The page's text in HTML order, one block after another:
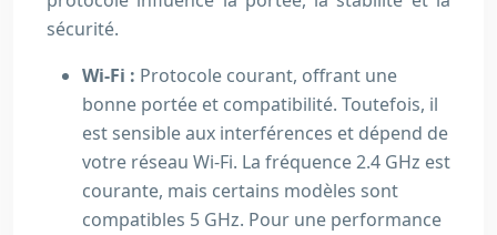
sécurité.
Wi-Fi : Protocole courant, offrant une
bonne portée et compatibilité. Toutefois, il
est sensible aux interférences et dépend de
votre réseau Wi-Fi. La fréquence 2.4 GHz est
courante, mais certains modèles sont
compatibles 5 GHz. Pour une performance